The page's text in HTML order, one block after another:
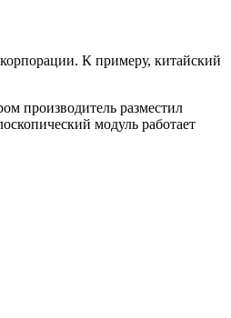
К примеру, китайский
производитель разместил
модуль работает